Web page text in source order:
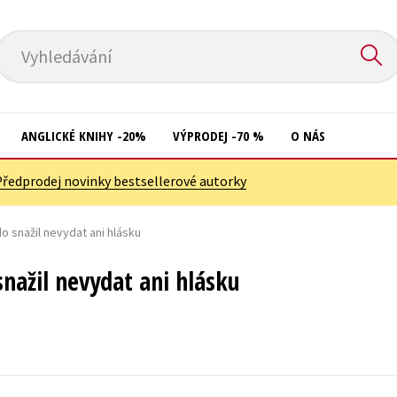
Vyhledávání
Kuchařky
ANGLICKÉ KNIHY -20% VÝPRODEJ -70 % O NÁS
novinky bestsellerové autorky
snažil nevydat ani hlásku
nevydat ani hlásku